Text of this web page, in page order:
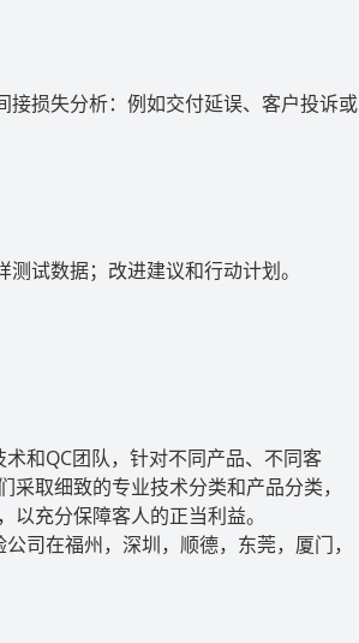
损失分析：例如交付延误、客户投诉或
试数据；改进建议和行动计划。
术和QC团队，针对不同产品、不同客
取细致的专业技术分类和产品分类，
充分保障客人的正当利益。
司在福州，深圳，顺德，东莞，厦门，